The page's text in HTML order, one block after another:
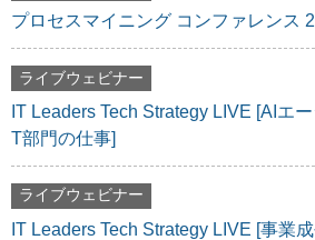
プロセスマイニング コンファレンス
ライブウェビナー
IT Leaders Tech Strategy LIVE [AIエ
T部門の仕事]
ライブウェビナー
IT Leaders Tech Strategy LIVE [事業